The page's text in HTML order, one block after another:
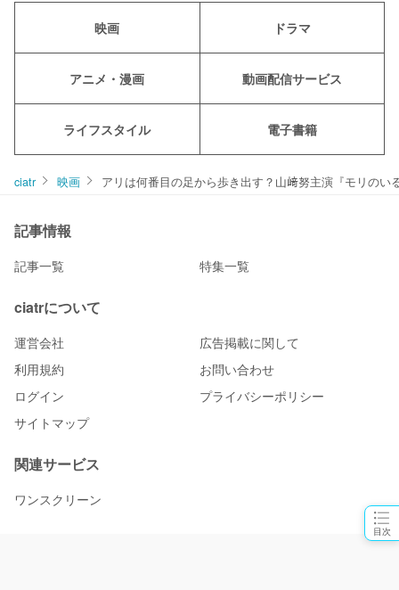
目次
映画 ドラマ
アニメ・漫画 動画配信サービス
ライフスタイル 電子書籍
ciatr 映画 アリは何番目の足から歩き出す？山﨑努主演『モリのい
記事情報
記事一覧 特集一覧
ciatrについて
運営会社
広告掲載に関して
利用規約
お問い合わせ
ログイン
プライバシーポリシー
サイトマップ
関連サービス
ワンスクリーン